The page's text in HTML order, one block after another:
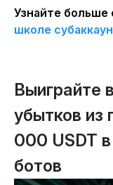
Узнайте больше
школе
Выиграйте
убытков из
000 USDT
ботов